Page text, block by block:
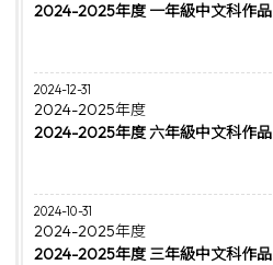
2024-2025年度 一年級中文科作品
2024-12-31
2024-2025年度
2024-2025年度 六年級中文科作品
2024-10-31
2024-2025年度
2024-2025年度 三年級中文科作品